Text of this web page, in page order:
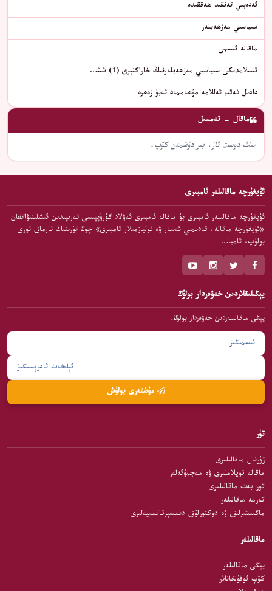
ئەدەبىي تەنقىد ھەققىدە
سىياسىي مەزھەبلەر
ماقالە ئىسمى
ئىسلامدىكى سىياسىي مەزھەبلەرنىڭ خاراكتېرى (1) شىئ…
دادىل فەقىھ ئەللامە مۇھەممەد ئەبۇ زەھرە
ماقال - تەمسىل
مىڭ دوست ئاز، بىر دۈشمەن كۆپ.
ئۇيغۇرچە ماقالىلەر ئامبىرى
ئۇيغۇرچە ماقالىلەر ئامبىرى بۇ ماقالە ئامبىرى ئەۋلاد گۇرۇپپىسى تەرىپىدىن ئىشلىنىۋاتقان
«ئۇيغۇرچە ماقالە، قەدىمىي ئەسەر ۋە قوليازمىلار ئامبىرى» چوڭ تۈرىنىڭ تارماق تۈرى
بولۇپ، ئامبا…
يېڭىلىقلاردىن خەۋەردار بولۇڭ
يېڭى ماقالىلەردىن خەۋەردار بولۇڭ.
تۈر
ژۇرنال ماقالىلىرى
ماقالە توپلاملىرى ۋە مەجمۇئەلەر
تور بەت ماقالىلىرى
تەرمە ماقالىلەر
ماگىستىرلىق ۋە دوكتورلۇق دىسسېرتاتسىيەلىرى
ماقالىلەر
يېڭى ماقالىلەر
كۆپ ئوقۇلغانلار